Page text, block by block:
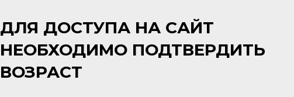
ДЛЯ ДОСТУПА НА САЙТ
НЕОБХОДИМО ПОДТВЕРДИТЬ
ВОЗРАСТ